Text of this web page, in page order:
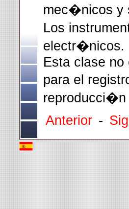
mec�nicos y
Los
electr�nicos.
Esta clase
para el
reproducci�n
Anterior -